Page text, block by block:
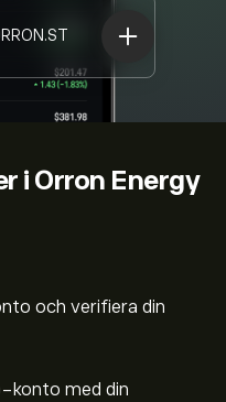
i Orron Energy
och verifiera din
konto med din